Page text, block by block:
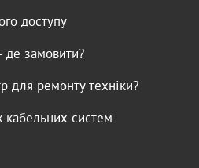
доступу
де замовити?
для ремонту техніки?
кабельних систем